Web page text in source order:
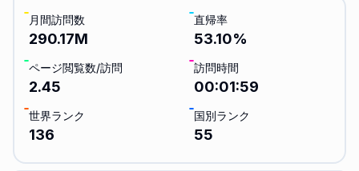
月間訪問数
290.17M
直帰率
53.10%
ページ閲覧数/訪問
2.45
訪問時間
00:01:59
世界ランク
136
国別ランク
55